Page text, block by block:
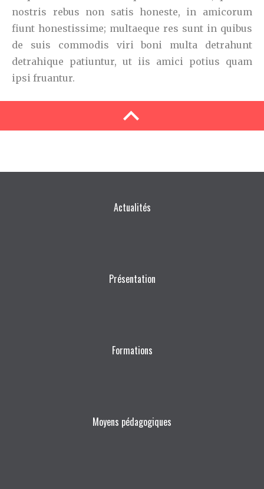
nostris rebus non satis honeste, in amicorum
fiunt honestissime; multaeque res sunt in quibus
de suis commodis viri boni multa detrahunt
detrahique patiuntur, ut iis amici potius quam
ipsi fruantur.
Actualités
Présentation
Formations
Moyens pédagogiques